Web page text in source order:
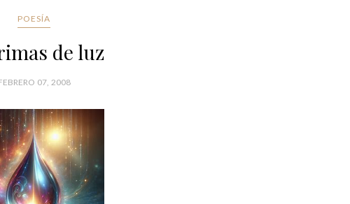
POESÍA
de luz
07, 2008